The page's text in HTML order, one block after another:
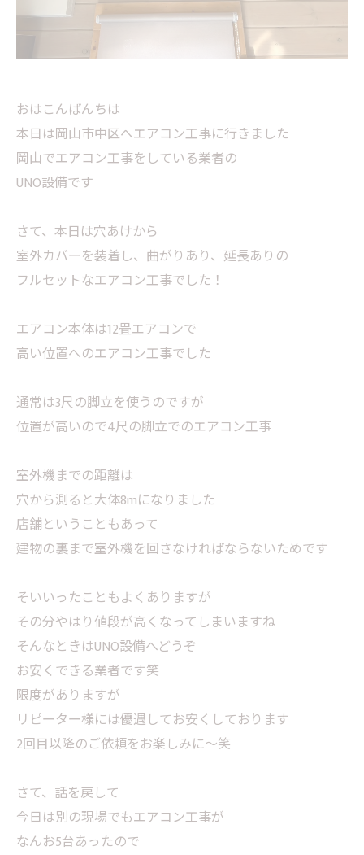
おはこんばんちは
本日は岡山市中区へエアコン工事に行きました
岡山でエアコン工事をしている業者の
UNO設備です
さて、本日は穴あけから
室外カバーを装着し、曲がりあり、延長ありの
フルセットなエアコン工事でした！
エアコン本体は12畳エアコンで
高い位置へのエアコン工事でした
通常は3尺の脚立を使うのですが
位置が高いので4尺の脚立でのエアコン工事
室外機までの距離は
穴から測ると大体8mになりました
店舗ということもあって
建物の裏まで室外機を回さなければならないためです
そいいったこともよくありますが
その分やはり値段が高くなってしまいますね
そんなときはUNO設備へどうぞ
お安くできる業者です笑
限度がありますが
リピーター様には優遇してお安くしております
2回目以降のご依頼をお楽しみに〜笑
さて、話を戻して
今日は別の現場でもエアコン工事が
なんお5台あったので